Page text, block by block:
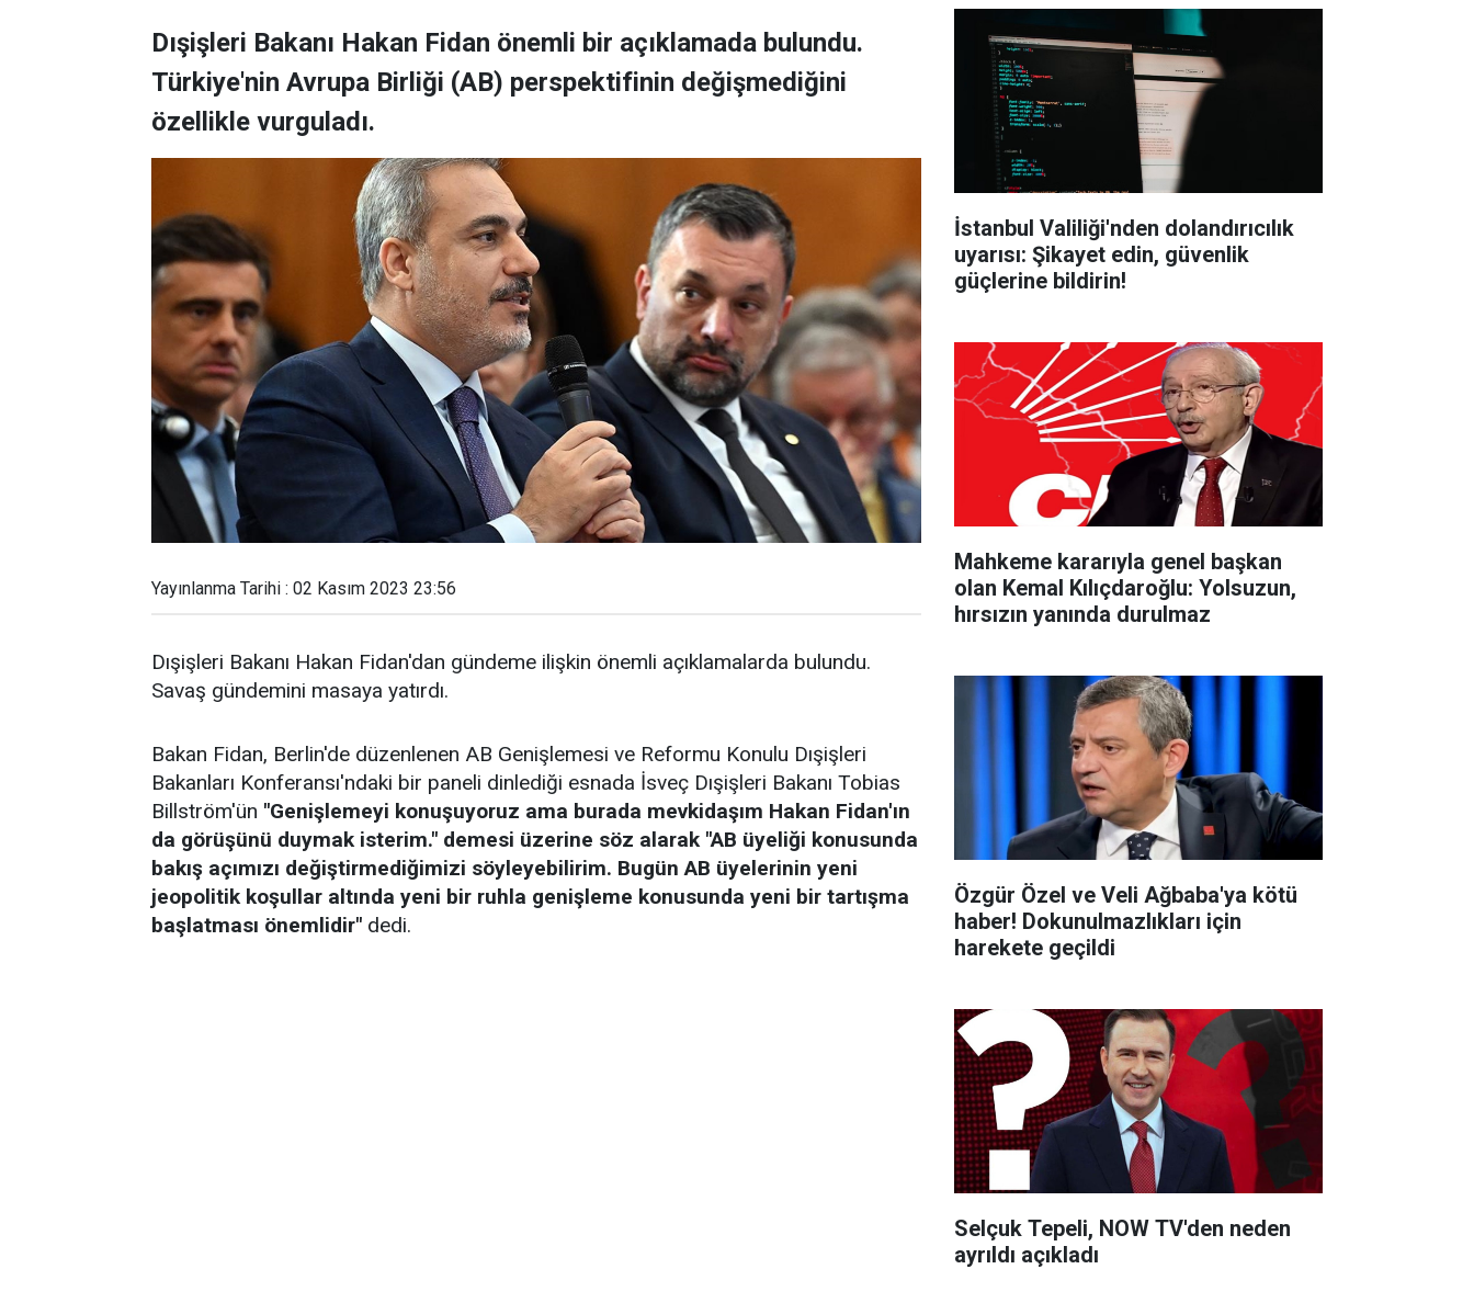
Dışişleri Bakanı Hakan Fidan önemli bir açıklamada bulundu.
Türkiye'nin Avrupa Birliği (AB) perspektifinin değişmediğini
özellikle vurguladı.
Yayınlanma Tarihi : 02 Kasım 2023 23:56
Dışişleri Bakanı Hakan Fidan'dan gündeme ilişkin önemli açıklamalarda bulundu.
Savaş gündemini masaya yatırdı.
Bakan Fidan, Berlin'de düzenlenen AB Genişlemesi ve Reformu Konulu Dışişleri
Bakanları Konferansı'ndaki bir paneli dinlediği esnada İsveç Dışişleri Bakanı Tobias
Billström'ün "Genişlemeyi konuşuyoruz ama burada mevkidaşım Hakan Fidan'ın
da görüşünü duymak isterim." demesi üzerine söz alarak "AB üyeliği konusunda
bakış açımızı değiştirmediğimizi söyleyebilirim. Bugün AB üyelerinin yeni
jeopolitik koşullar altında yeni bir ruhla genişleme konusunda yeni bir tartışma
başlatması önemlidir" dedi.
İstanbul Valiliği'nden dolandırıcılık
uyarısı: Şikayet edin, güvenlik
güçlerine bildirin!
Mahkeme kararıyla genel başkan
olan Kemal Kılıçdaroğlu: Yolsuzun,
hırsızın yanında durulmaz
Özgür Özel ve Veli Ağbaba'ya kötü
haber! Dokunulmazlıkları için
harekete geçildi
Selçuk Tepeli, NOW TV'den neden
ayrıldı açıkladı